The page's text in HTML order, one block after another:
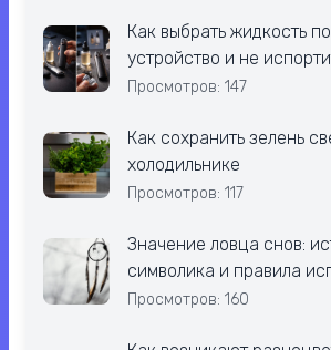
Как выбрать жидкость
устройство и не
Просмотров: 147
Как сохранить зелень
холодильнике
Просмотров: 117
Значение ловца снов:
символика и правила
Просмотров: 160